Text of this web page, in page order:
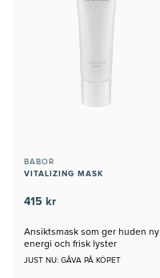
BABOR
VITALIZING MASK
415 kr
Ansiktsmask som ger huden ny
energi och frisk lyster
JUST NU: GÅVA PÅ KÖPET